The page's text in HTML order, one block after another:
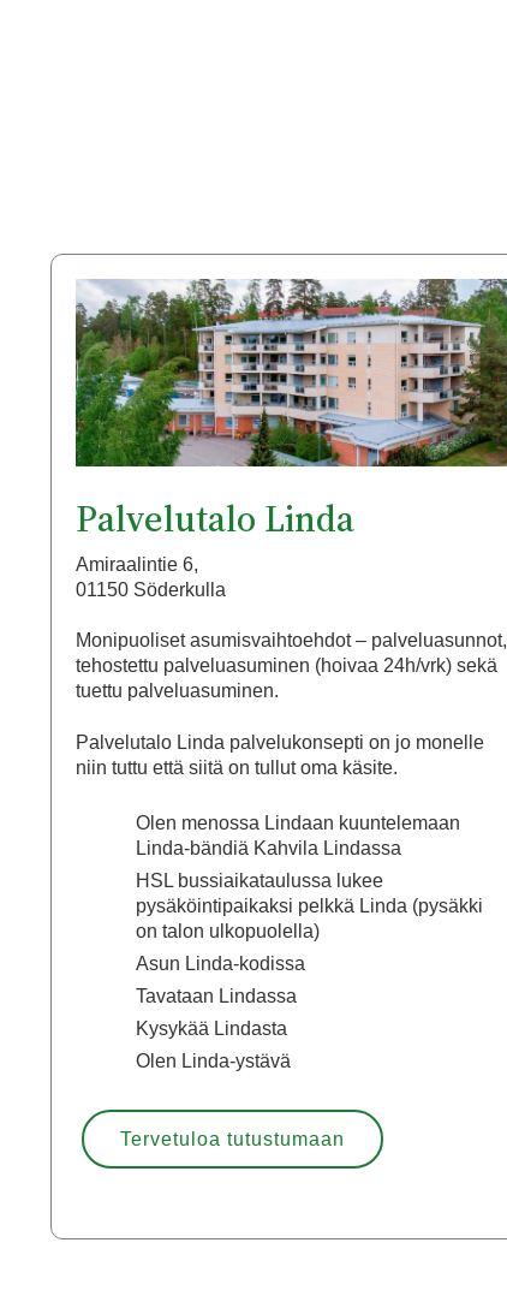
Palvelutalo Linda
Amiraalintie 6,
01150 Söderkulla
Monipuoliset asumisvaihtoehdot – palveluasunnot,
tehostettu palveluasuminen (hoivaa 24h/vrk) sekä
tuettu palveluasuminen.
Palvelutalo Linda palvelukonsepti on jo monelle
niin tuttu että siitä on tullut oma käsite.
Olen menossa Lindaan kuuntelemaan
Linda-bändiä Kahvila Lindassa
HSL bussiaikataulussa lukee
pysäköintipaikaksi pelkkä Linda (pysäkki
on talon ulkopuolella)
Asun Linda-kodissa
Tavataan Lindassa
Kysykää Lindasta
Olen Linda-ystävä
Tervetuloa tutustumaan